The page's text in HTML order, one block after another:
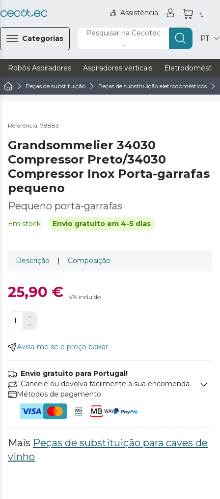
Assistência
Categorias
Pesquisar na Cecotec
...
PT
Robôs Aspiradores Aspiradores verticais
Peças de substituição Peças de substituição eletrodomésticos
Referência: 78883
Grandsommelier 34030
Compressor Preto/34030
Compressor Inox Porta-garrafas
pequeno
Pequeno porta-garrafas
Em stock Envio gratuito em 4-5 dias
Descrição | Composição
25,90 € IVA incluído
Avisa-me se o preço baixar
Envio gratuito para Portugal!
Cancele ou devolva facilmente a sua encomenda.
Métodos de pagamento
Mais Peças de substituição para caves de
vinho